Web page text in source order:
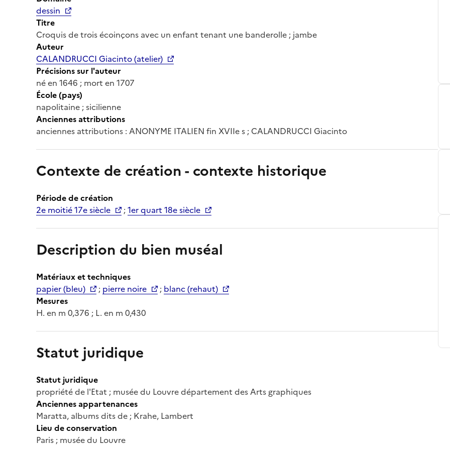
dessin
Titre
Croquis de trois écoinçons avec un enfant tenant une banderolle ; jambe
Auteur
CALANDRUCCI Giacinto (atelier)
Précisions sur l'auteur
né en 1646 ; mort en 1707
École (pays)
napolitaine ; sicilienne
Anciennes attributions
anciennes attributions : ANONYME ITALIEN fin XVIIe s ; CALANDRUCCI Giacinto
Contexte de création - contexte historique
Période de création
2e moitié 17e siècle
;1er quart 18e siècle
Description du bien muséal
Matériaux et techniques
papier (bleu)
; pierre noire ; blanc (rehaut)
Mesures
H. en m 0,376 ; L. en m 0,430
Statut juridique
Statut juridique
propriété de l'Etat ; musée du Louvre département des Arts graphiques
Anciennes appartenances
Maratta, albums dits de ; Krahe, Lambert
Lieu de conservation
Paris ; musée du Louvre